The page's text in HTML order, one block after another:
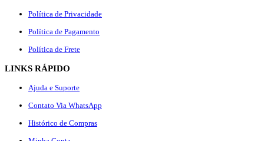
Política de Privacidade
Política de Pagamento
Política de Frete
LINKS RÁPIDO
Ajuda e Suporte
Contato Via WhatsApp
Histórico de Compras